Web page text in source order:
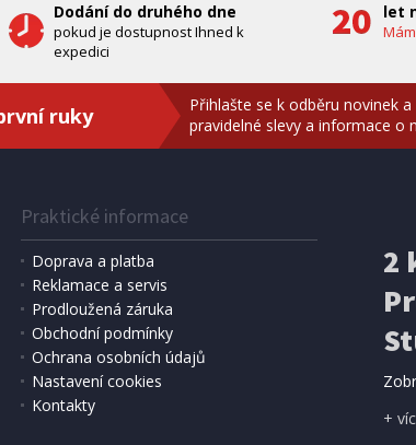
Dodání do druhého dne
pokud je dostupnost Ihned k
expedici
let
ruky
Přihlašte se k odběru novinek
pravidelné slevy a informace o
Praktické informace
Doprava a platba
Reklamace a servis
Prodloužená záruka
Obchodní podmínky
Ochrana osobních údajů
Nastavení cookies
Kontakty
2
+